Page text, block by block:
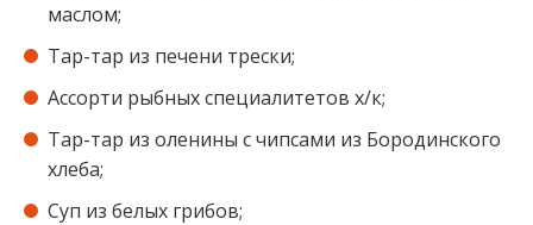
маслом⁣⁣;
Тар-тар из печени трески⁣⁣;
Ассорти рыбных специалитетов х/к⁣⁣;
Тар-тар из оленины с чипсами из Бородинского
хлеба⁣⁣;
Суп из белых грибов⁣⁣;